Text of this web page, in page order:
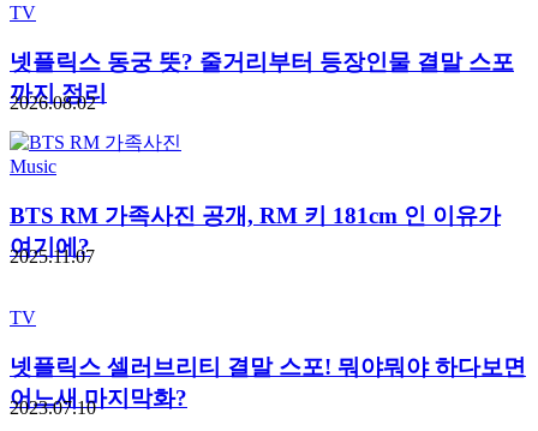
TV
넷플릭스 동궁 뜻? 줄거리부터 등장인물 결말 스포
까지 정리
2026.08.02
Music
BTS RM 가족사진 공개, RM 키 181cm 인 이유가
여기에?
2025.11.07
TV
넷플릭스 셀러브리티 결말 스포! 뭐야뭐야 하다보면
어느새 마지막화?
2023.07.10